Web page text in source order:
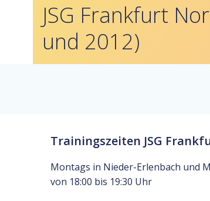
JSG Frankfurt
und 2012)
Trainingszeiten JSG
Montags in Nieder-Erlenbach und
von 18:00 bis 19:30 Uhr